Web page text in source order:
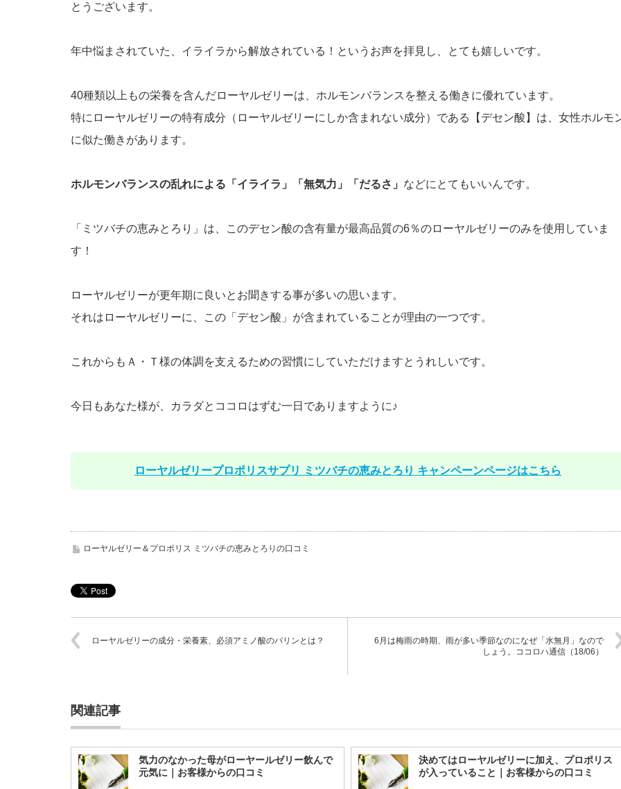
とうございます。
年中悩まされていた、イライラから解放されている！というお声を拝見し、とても嬉しいです。
40種類以上もの栄養を含んだローヤルゼリーは、ホルモンバランスを整える働きに優れています。
特にローヤルゼリーの特有成分（ローヤルゼリーにしか含まれない成分）である【デセン酸】は、女性ホルモ
に似た働きがあります。
ホルモンバランスの乱れによる「イライラ」「無気力」「だるさ」 などにとてもいいんです。
「ミツバチの恵みとろり」は、このデセン酸の含有量が最高品質の6％のローヤルゼリーのみを使用していま
す！
ローヤルゼリーが更年期に良いとお聞きする事が多いの思います。
それはローヤルゼリーに、この「デセン酸」が含まれていることが理由の一つです。
これからもＡ・Ｔ様の体調を支えるための習慣にしていただけますとうれしいです。
今日もあなた様が、カラダとココロはずむ一日でありますように♪
ローヤルゼリープロポリスサプリ ミツバチの恵みとろり キャンペーンページはこちら
ローヤルゼリー＆プロポリス ミツバチの恵みとろりの口コミ
ローヤルゼリーの成分・栄養素、必須アミノ酸のバリンとは？
6月は梅雨の時期、雨が多い季節なのになぜ「水無月」なので
しょう。ココロハ通信（18/06）
関連記事
気力のなかった母がローヤールゼリー飲んで
元気に｜お客様からの口コミ
決めてはローヤルゼリーに加え、プロポリス
が入っていること｜お客様からの口コミ